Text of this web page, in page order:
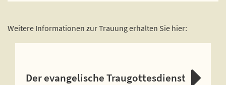
Weitere Informationen zur Trauung erhalten Sie hier:
Der evangelische Traugottesdienst